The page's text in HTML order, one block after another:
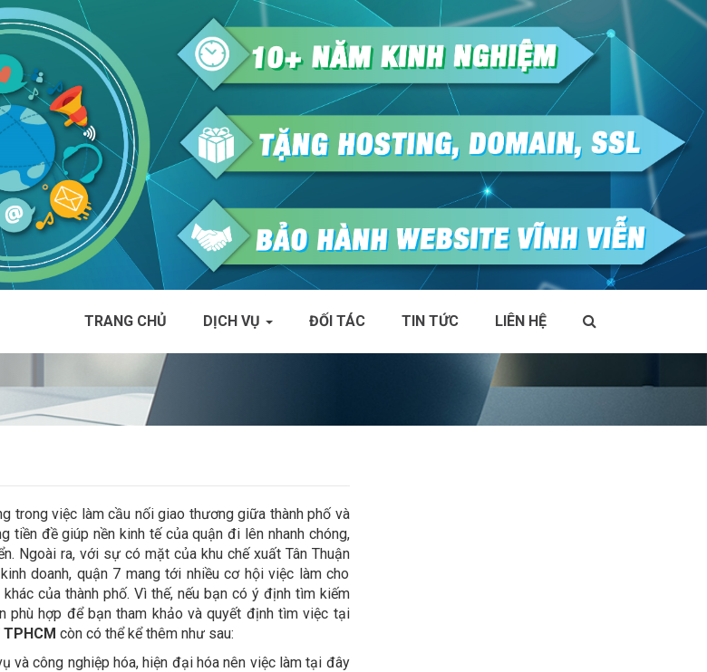
TRANG CHỦ DỊCH VỤ ĐỐI TÁC TIN TỨC LIÊN HỆ
trong việc làm cầu nối giao thương giữa thành phố và
đề giúp nền kinh tế của quận đi lên nhanh chóng,
Ngoài ra, với sự có mặt của khu chế xuất Tân Thuận
doanh, quận 7 mang tới nhiều cơ hội việc làm cho
của thành phố. Vì thế, nếu bạn có ý định tìm kiếm
hợp để bạn tham khảo và quyết định tìm việc tại
còn có thể kể thêm như sau:
và công nghiệp hóa, hiện đại hóa nên việc làm tại đây